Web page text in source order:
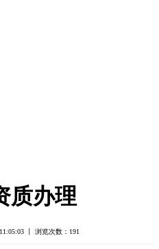
质办理
丨 浏览次数： 191